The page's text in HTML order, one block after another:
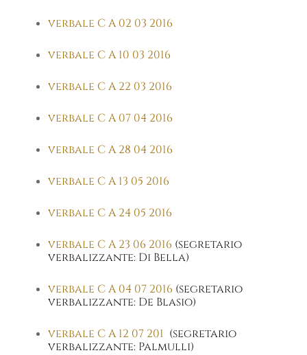
verbale C A 02 03 2016
verbale C A 10 03 2016
verbale C A 22 03 2016
verbale C A 07 04 2016
verbale C A 28 04 2016
verbale C A 13 05 2016
verbale C A 24 05 2016
verbale C A 23 06 2016 (segretario
verbalizzante: Di Bella)
verbale C A 04 07 2016 (segretario
verbalizzante: De Blasio)
verbale C A 12 07 201 (segretario
verbalizzante: Palmulli)